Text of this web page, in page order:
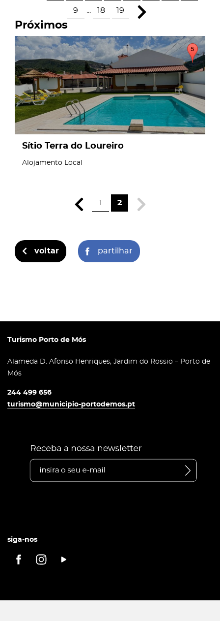
9 18 19
Próximos
page
Sítio Terra do Loureiro
Alojamento Local
1 2
voltar partilhar
Turismo Porto de Mós
Alameda D. Afonso Henriques, Jardim do Rossio – Porto de
Mós
244 499 656
turismo@municipio-portodemos.pt
siga-nos